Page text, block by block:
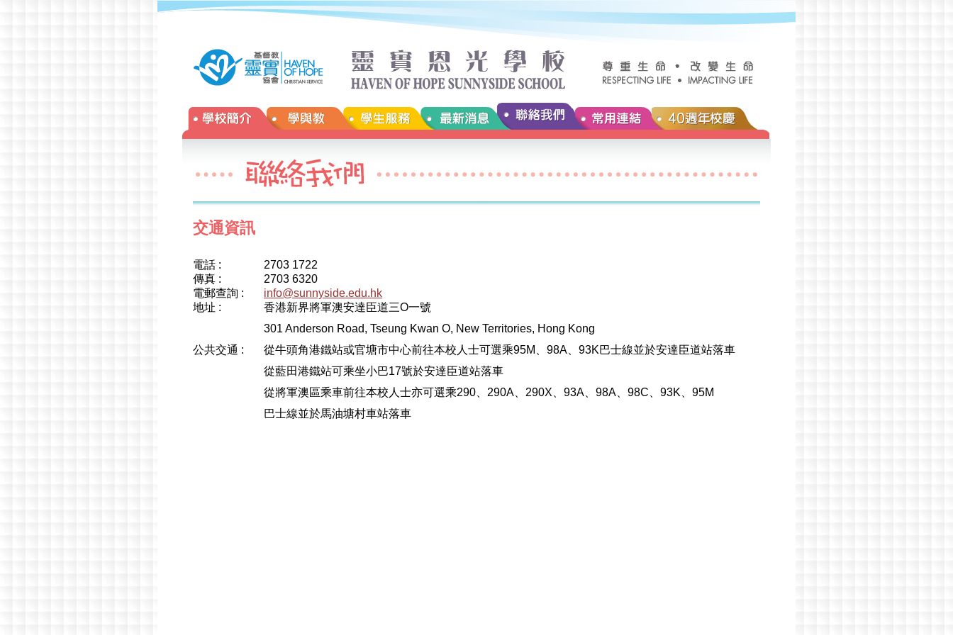
交通資訊
電話 :
2703 1722
傳真 :
2703 6320
電郵查詢 :
info@sunnyside.edu.hk
地址 :
香港新界將軍澳安達臣道三O一號
301 Anderson Road, Tseung Kwan O, New Territories, Hong Kong
公共交通 :
從牛頭角港鐵站或官塘市中心前往本校人士可選乘95M、98A、93K巴士線並於安達臣道站落車
從藍田港鐵站可乘坐小巴17號於安達臣道站落車
從將軍澳區乘車前往本校人士亦可選乘290、290A、290X、93A、98A、98C、93K、95M
巴士線並於馬油塘村車站落車